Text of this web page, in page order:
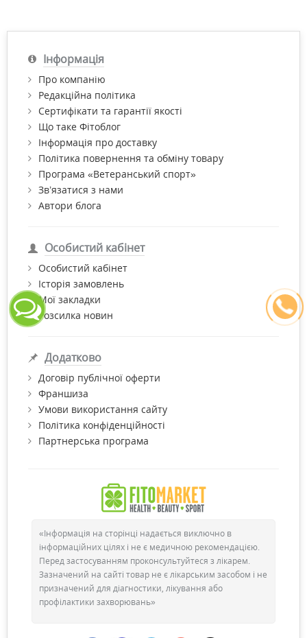
Інформація
Про компанію
Редакційна політика
Сертифікати та гарантії якості
Що таке Фітоблог
Інформація про доставку
Політика повернення та обміну товару
Програма «Ветеранський спорт»
Зв’язатися з нами
Автори блога
Особистий кабінет
Особистий кабінет
Історія замовлень
Мої закладки
Розсилка новин
Додатково
Договір публічної оферти
Франшиза
Умови використання сайту
Політика конфіденційності
Партнерська програма
«Інформація на сторінці надається виключно в
інформаційних цілях і не є медичною рекомендацією.
Перед застосуванням проконсультуйтеся з лікарем.
Зазначений на сайті товар не є лікарським засобом і не
призначений для діагностики, лікування або
профілактики захворювань»